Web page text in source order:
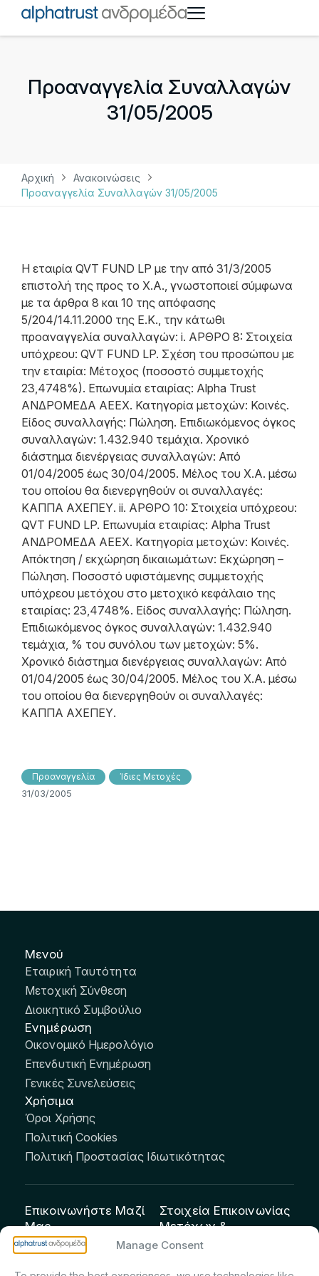
Manage Consent
Προαναγγελία Συναλλαγών
31/05/2005
Αρχική
Ανακοινώσεις
Προαναγγελία Συναλλαγών 31/05/2005
Η εταιρία QVT FUND LP με την από 31/3/2005
επιστολή της προς το Χ.Α., γνωστοποιεί σύμφωνα
με τα άρθρα 8 και 10 της απόφασης
5/204/14.11.2000 της Ε.Κ., την κάτωθι
προαναγγελία συναλλαγών: i. ΑΡΘΡΟ 8: Στοιχεία
υπόχρεου: QVT FUND LP. Σχέση του προσώπου με
την εταιρία: Μέτοχος (ποσοστό συμμετοχής
23,4748%). Επωνυμία εταιρίας: Alpha Trust
ΑΝΔΡΟΜΕΔΑ ΑΕΕΧ. Κατηγορία μετοχών: Κοινές.
Είδος συναλλαγής: Πώληση. Επιδιωκόμενος όγκος
συναλλαγών: 1.432.940 τεμάχια. Χρονικό
διάστημα διενέργειας συναλλαγών: Από
01/04/2005 έως 30/04/2005. Μέλος του Χ.Α. μέσω
του οποίου θα διενεργηθούν οι συναλλαγές:
ΚΑΠΠΑ ΑΧΕΠΕΥ. ii. ΑΡΘΡΟ 10: Στοιχεία υπόχρεου:
QVT FUND LP. Επωνυμία εταιρίας: Alpha Trust
ΑΝΔΡΟΜΕΔΑ ΑΕΕΧ. Κατηγορία μετοχών: Κοινές.
Απόκτηση / εκχώρηση δικαιωμάτων: Εκχώρηση –
Πώληση. Ποσοστό υφιστάμενης συμμετοχής
υπόχρεου μετόχου στο μετοχικό κεφάλαιο της
εταιρίας: 23,4748%. Είδος συναλλαγής: Πώληση.
Επιδιωκόμενος όγκος συναλλαγών: 1.432.940
τεμάχια, % του συνόλου των μετοχών: 5%.
Χρονικό διάστημα διενέργειας συναλλαγών: Από
01/04/2005 έως 30/04/2005. Μέλος του Χ.Α. μέσω
του οποίου θα διενεργηθούν οι συναλλαγές:
ΚΑΠΠΑ ΑΧΕΠΕΥ.
Προαναγγελία Ίδιες Μετοχές
31/03/2005
Μενού
Εταιρική Ταυτότητα
Μετοχική Σύνθεση
Διοικητικό Συμβούλιο
Ενημέρωση
Οικονομικό Ημερολόγιο
Επενδυτική Ενημέρωση
Γενικές Συνελεύσεις
Χρήσιμα
Όροι Χρήσης
Πολιτική Cookies
Πολιτική Προστασίας Ιδιωτικότητας
Επικοινωνήστε Μαζί
Μας
info@andromeda.eu
Στοιχεία Επικοινωνίας
Μετόχων &
Επενδυτών: